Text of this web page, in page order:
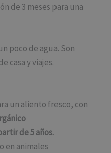
de 3 meses para una
poco de agua. Son
casa y viajes.
un aliento fresco, con
de 5 años.
en animales